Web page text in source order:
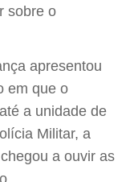
sobre o
apresentou
em que o
a unidade de
Militar, a
a ouvir as